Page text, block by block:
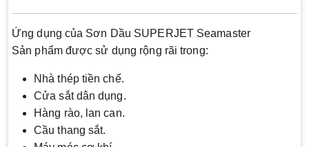
Ứng dụng của Sơn Dầu SUPERJET Seamaster
Sản phẩm được sử dụng rộng rãi trong:
Nhà thép tiền chế.
Cửa sắt dân dụng.
Hàng rào, lan can.
Cầu thang sắt.